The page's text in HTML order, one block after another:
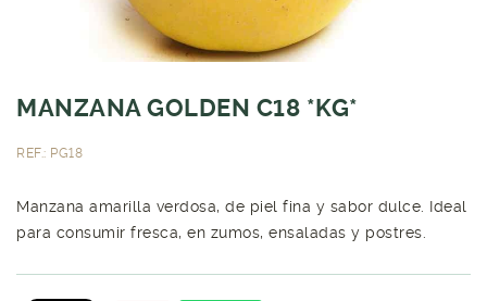
MANZANA GOLDEN C18 *KG*
REF.: PG18
Manzana amarilla verdosa, de piel fina y sabor dulce. Ideal
para consumir fresca, en zumos, ensaladas y postres.